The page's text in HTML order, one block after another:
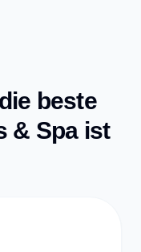
beste
& Spa ist